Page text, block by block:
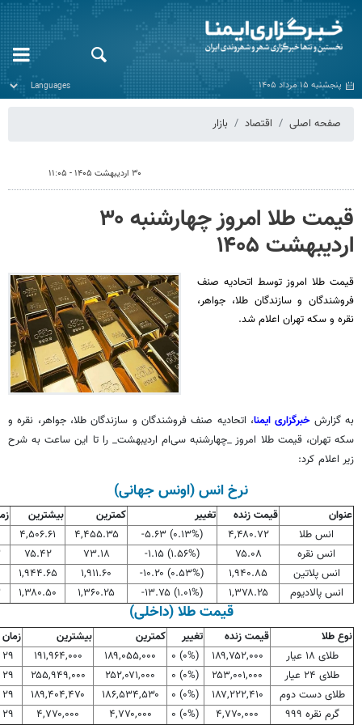
پنجشنبه ۱۵ مرداد ۱۴۰۵
صفحه اصلی اقتصاد بازار
۳۰ اردیبهشت ۱۴۰۵ - ۱۱:۰۵
قیمت طلا امروز چهارشنبه ۳۰
اردیبهشت ۱۴۰۵
قیمت طلا امروز توسط اتحادیه صنف
فروشندگان و سازندگان طلا، جواهر،
نقره و سکه تهران اعلام شد.
به گزارش خبرگزاری ایمنا، اتحادیه صنف فروشندگان و سازندگان طلا، جواهر، نقره و
سکه تهران، قیمت طلا امروز _چهارشنبه سی‌ام اردیبهشت_ را تا این ساعت به شرح
زیر اعلام کرد:
نرخ انس (اونس جهانی)
عنوان قیمت زنده تغییر کمترین بیشترین
انس طلا
۴,۴۸۰.۷۲ (۰.۱۳%) ۵.۶۳- ۴,۴۵۵.۳۵
۴,۵۰۶.۶۱
انس نقره
۷۵.۰۸ (۱.۵۶%) ۱.۱۵- ۷۳.۱۸ ۷۵.۴۲
انس پلاتین
۱,۹۴۰.۸۵ (۰.۵۳%) ۱۰.۲۰- ۱,۹۱۱.۶۰
۱,۹۴۴.۶۵
انس پالادیوم
۱,۳۷۸.۲۵ (۱.۰۱%) ۱۳.۷۵- ۱,۳۶۰.۲۵ ۱,۳۸۰.۵۰
قیمت طلا (داخلی)
نوع طلا قیمت زنده تغییر کمترین بیشترین
زمان
طلای ۱۸ عیار
۱۸۹,۷۵۲,۰۰۰ (۰%) ۰ ۱۸۹,۰۵۵,۰۰۰ ۱۹۱,۹۶۴,۰۰۰
۲۹ اردیبهشت
طلای ۲۴ عیار
۲۵۳,۰۰۱,۰۰۰ (۰%) ۰ ۲۵۲,۰۷۱,۰۰۰ ۲۵۵,۹۴۹,۰۰۰
۲۹ اردیبهشت
طلای دست دوم
۱۸۷,۲۲۲,۴۱۰ (۰%) ۰ ۱۸۶,۵۳۴,۵۳۰ ۱۸۹,۴۰۴,۴۷۰
۲۹ اردیبهشت
گرم نقره ۹۹۹
۴,۷۷۰,۰۰۰ (۰%) ۰ ۴,۷۷۰,۰۰۰ ۴,۷۷۰,۰۰۰ ۲۹ اردیبهشت